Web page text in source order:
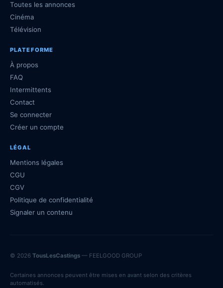
Toutes les annonces
Cinéma
Télévision
PLATEFORME
À propos
FAQ
Intermittents
Contact
Se connecter
Créer un compte
LÉGAL
Mentions légales
CGU
CGV
Politique de confidentialité
Signaler un contenu
© 2026 TousLesCastings — FEELGOOD GROUP
Certaines annonces peuvent être mises en avant selon des critères
automatisés.